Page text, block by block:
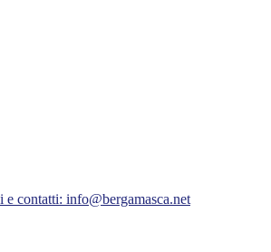
e contatti: info@bergamasca.net